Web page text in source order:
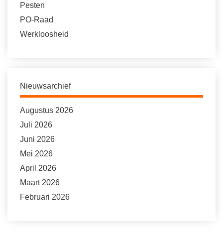
Pesten
PO-Raad
Werkloosheid
Nieuwsarchief
Augustus 2026
Juli 2026
Juni 2026
Mei 2026
April 2026
Maart 2026
Februari 2026